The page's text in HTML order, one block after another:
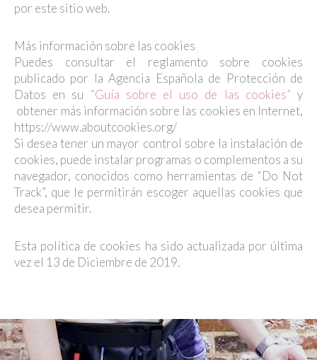
por este sitio web.
Más información sobre las cookies
Puedes consultar el reglamento sobre cookies
publicado por la Agencia Española de Protección de
Datos en su “Guía sobre el uso de las cookies” y
obtener más información sobre las cookies en Internet,
https://www.aboutcookies.org/
Si desea tener un mayor control sobre la instalación de
cookies, puede instalar programas o complementos a su
navegador, conocidos como herramientas de “Do Not
Track”, que le permitirán escoger aquellas cookies que
desea permitir.
Esta política de cookies ha sido actualizada por última
vez el 13 de Diciembre de 2019.